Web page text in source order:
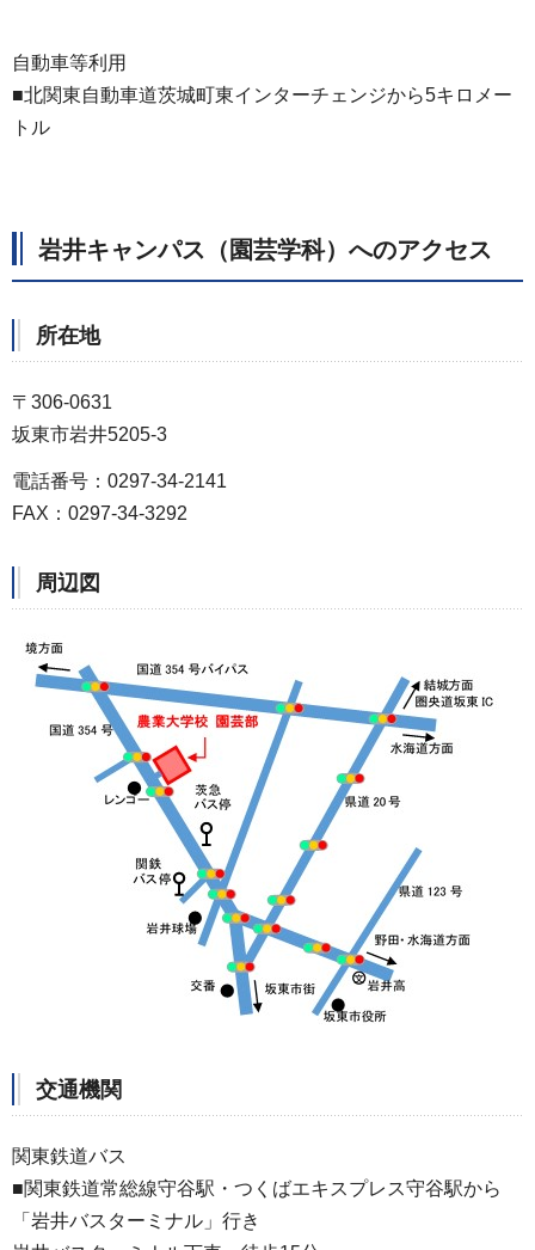
自動車等利用
■北関東自動車道茨城町東インターチェンジから5キロメー
トル
岩井キャンパス（園芸学科）へのアクセス
所在地
〒306-0631
坂東市岩井5205-3
電話番号：0297-34-2141
FAX：0297-34-3292
周辺図
交通機関
関東鉄道バス
■関東鉄道常総線守谷駅・つくばエキスプレス守谷駅から
「岩井バスターミナル」行き